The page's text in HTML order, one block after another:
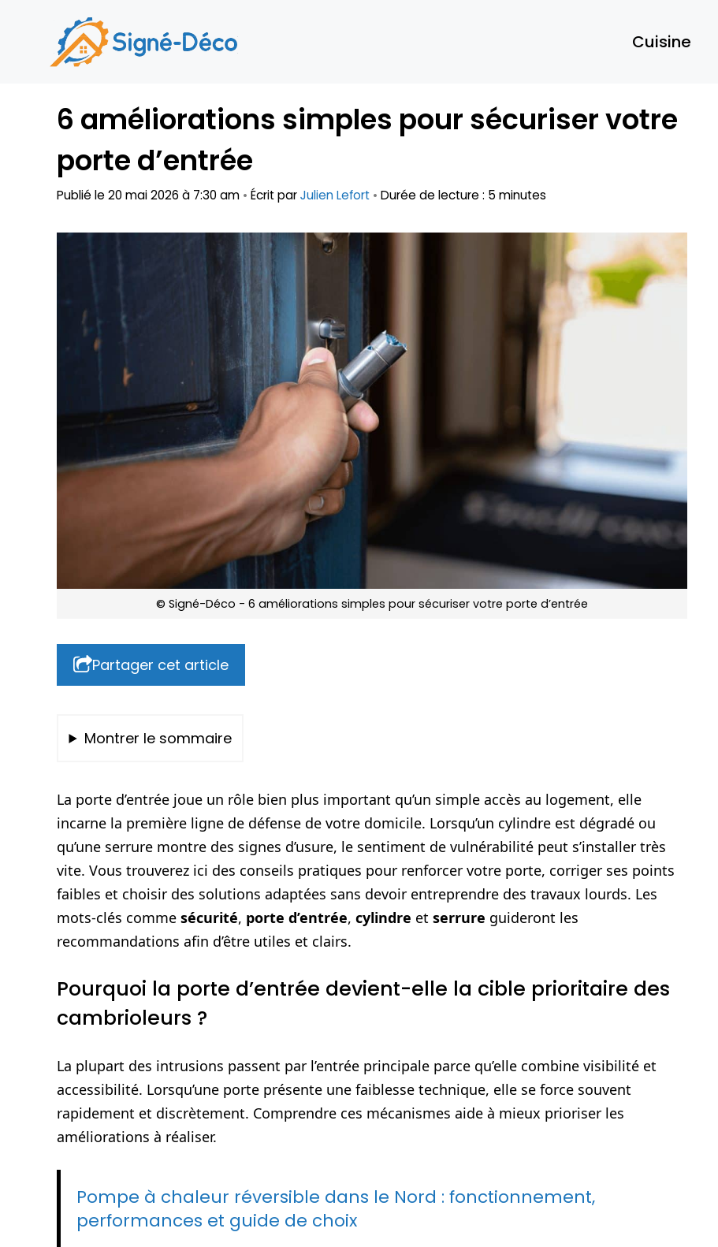
contenu
Cuisine
6 améliorations simples pour sécuriser votre
porte d’entrée
Publié le 20 mai 2026 à 7:30 am • Écrit parJulien Lefort • Durée de lecture : 5 minutes
© Signé-Déco - 6 améliorations simples pour sécuriser votre porte d’entrée
Partager cet article
Montrer le sommaire
La porte d’entrée joue un rôle bien plus important qu’un simple accès au logement, elle
incarne la première ligne de défense de votre domicile. Lorsqu’un cylindre est dégradé ou
qu’une serrure montre des signes d’usure, le sentiment de vulnérabilité peut s’installer très
vite. Vous trouverez ici des conseils pratiques pour renforcer votre porte, corriger ses points
faibles et choisir des solutions adaptées sans devoir entreprendre des travaux lourds. Les
mots-clés comme sécurité, porte d’entrée, cylindre et serrure guideront les
recommandations afin d’être utiles et clairs.
Pourquoi la porte d’entrée devient-elle la cible prioritaire des
cambrioleurs ?
La plupart des intrusions passent par l’entrée principale parce qu’elle combine visibilité et
accessibilité. Lorsqu’une porte présente une faiblesse technique, elle se force souvent
rapidement et discrètement. Comprendre ces mécanismes aide à mieux prioriser les
améliorations à réaliser.
Pompe à chaleur réversible dans le Nord : fonctionnement,
performances et guide de choix